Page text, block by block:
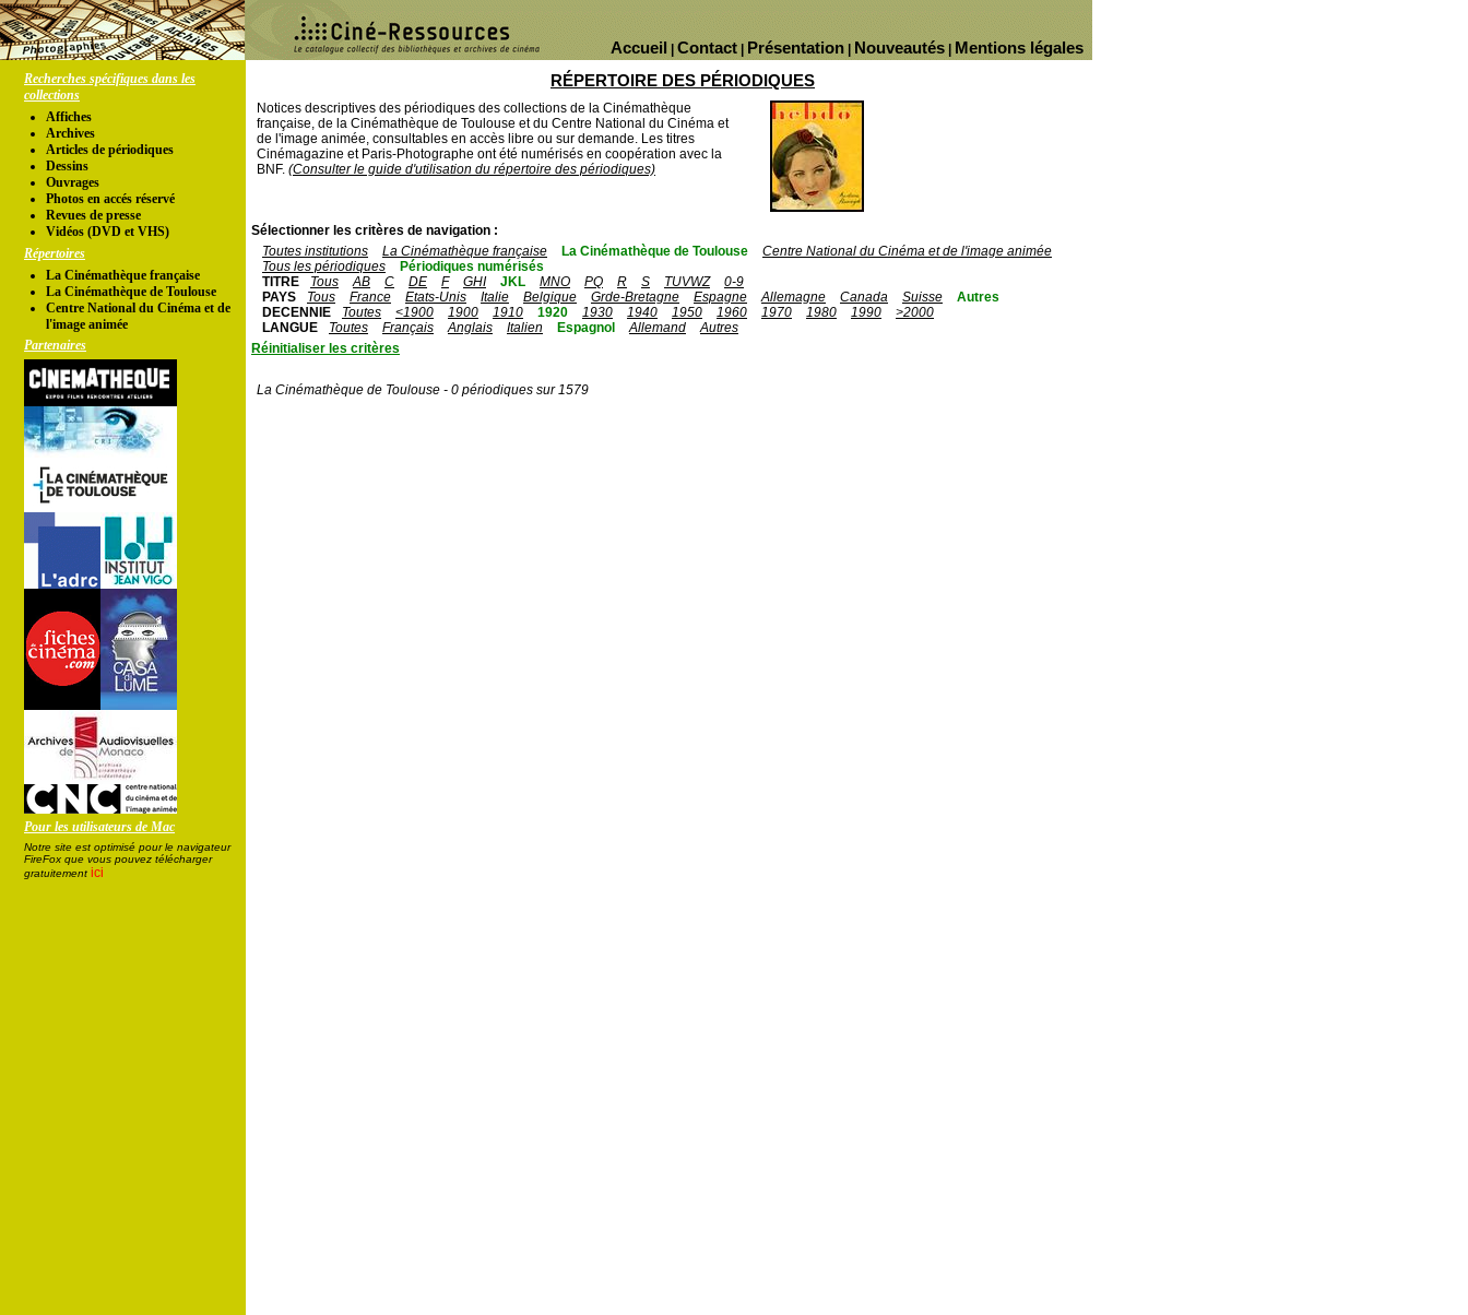
Mentions légales
Nouveautés
Présentation
Contact
Accueil
Recherches spécifiques dans les
collections
Affiches
Archives
Articles de périodiques
Dessins
Ouvrages
Photos en accés réservé
Revues de presse
Vidéos (DVD et VHS)
Répertoires
La Cinémathèque française
La Cinémathèque de Toulouse
Centre National du Cinéma et de
l'image animée
Partenaires
Pour les utilisateurs de Mac
Notre site est optimisé pour le navigateur
FireFox que vous pouvez télécharger
gratuitement ici
RÉPERTOIRE DES PÉRIODIQUES
Notices descriptives des périodiques des collections de la Cinémathèque
française, de la Cinémathèque de Toulouse et du Centre National du Cinéma et
de l'image animée, consultables en accès libre ou sur demande. Les titres
Cinémagazine et Paris-Photographe ont été numérisés en coopération avec la
BNF. (Consulter le guide d'utilisation du répertoire des périodiques)
Sélectionner les critères de navigation :
Toutes institutions
La Cinémathèque française La Cinémathèque de Toulouse
Centre National du Cinéma et de l'image animée
Tous les périodiques
Périodiques numérisés
TITRE
Tous AB C DE F GHI JKL MNO PQ R S TUVWZ
0-9
PAYS
Tous France Etats-Unis Italie Belgique Grde-Bretagne Espagne Allemagne Canada Suisse
Autres
DECENNIE
Toutes <1900 1900 1910 1920 1930 1940 1950 1960 1970 1980 1990
>2000
LANGUE
Toutes Français Anglais Italien Espagnol Allemand
Autres
Réinitialiser les critères
La Cinémathèque de Toulouse - 0 périodiques sur 1579